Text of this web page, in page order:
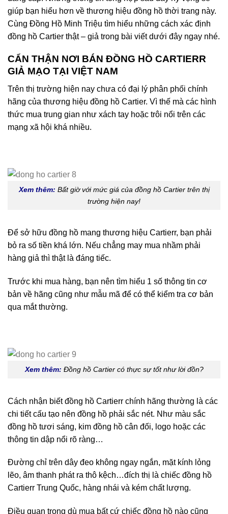
giúp bạn hiểu hơn về thương hiệu đồng hồ thời trang này.
Cùng Đồng Hồ Minh Triệu tìm hiểu những cách xác định
đồng hồ Cartier thật – giả trong bài viết dưới đây ngay nhé.
CẨN THẬN NƠI BÁN ĐỒNG HỒ CARTIERR
GIẢ MẠO TẠI VIỆT NAM
Trên thị trường hiện nay chưa có đại lý phân phối chính
hãng của thương hiệu đồng hồ Cartier. Vì thế mà các hình
thức mua trung gian như xách tay hoặc trôi nổi trên các
mạng xã hội khá nhiều.
Xem thêm: Bất giờ với mức giá của đồng hồ Cartier trên thị
trường hiện nay!
Để sở hữu đồng hồ mang thương hiệu Cartierr, bạn phải
bỏ ra số tiền khá lớn. Nếu chẳng may mua nhầm phải
hàng giả thì thật là đáng tiếc.
Trước khi mua hàng, bạn nên tìm hiểu 1 số thông tin cơ
bản về hãng cũng như mẫu mã để có thể kiểm tra cơ bản
qua mắt thường.
Xem thêm: Đồng hồ Cartier có thực sự tốt như lời đồn?
Cách nhận biết đồng hồ Cartierr chính hãng thường là các
chi tiết cấu tạo nên đồng hồ phải sắc nét. Như màu sắc
đồng hồ tươi sáng, kim đồng hồ cân đối, logo hoặc các
thông tin dập nổi rõ ràng…
Đường chỉ trên dây đeo không ngay ngắn, mặt kính lỏng
lẽo, âm thanh phát ra thô kệch…đích thị là chiếc đồng hồ
Cartierr Trung Quốc, hàng nhái và kém chất lượng.
Điều quan trọng dù mua bất cứ chiếc đồng hồ nào cũng